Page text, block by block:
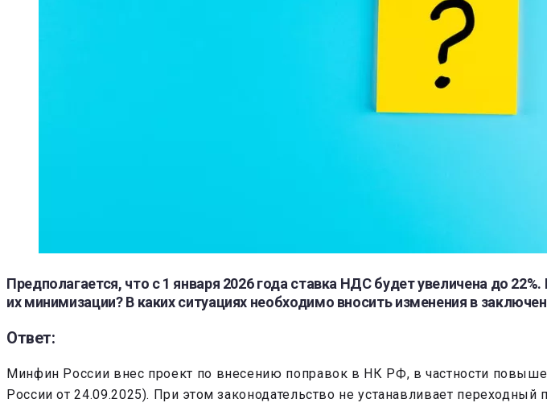
Предполагается, что с 1 января 2026 года ставка НДС будет увеличена до
их минимизации? В каких ситуациях необходимо вносить изменения в
Ответ:
Минфин России внес проект по внесению поправок в НК РФ, в частности
России от 24.09.2025). При этом законодательство не устанавливает переходный